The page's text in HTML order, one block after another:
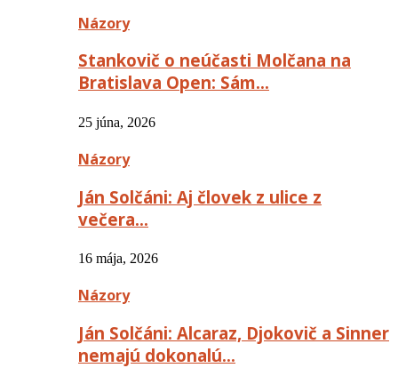
Názory
Stankovič o neúčasti Molčana na
Bratislava Open: Sám…
25 júna, 2026
Názory
Ján Solčáni: Aj človek z ulice z
večera…
16 mája, 2026
Názory
Ján Solčáni: Alcaraz, Djokovič a Sinner
nemajú dokonalú…